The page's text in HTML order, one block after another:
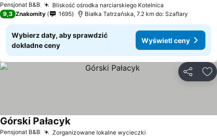
Pensjonat B&B Bliskość ośrodka narciarskiego Kotelnica
9,3 Znakomity 1695 Białka Tatrzańska, 7.2 km do: Szaflary
Wybierz daty, aby sprawdzić
dokładne ceny
Wyświetl ceny
Pensjonat B&B Zorganizowane lokalne wycieczki
Górski Pałacyk